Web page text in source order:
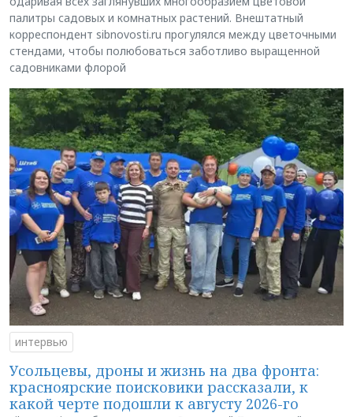
палитры садовых и комнатных растений. Внештатный
корреспондент sibnovosti.ru прогулялся между цветочными
стендами, чтобы полюбоваться заботливо выращенной
садовниками флорой
интервью
Усольцевы, дроны и жизнь на два фронта:
красноярские поисковики рассказали, к
какой черте подошли к августу 2026-го